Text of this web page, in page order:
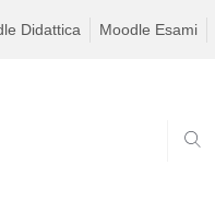
Didattica Moodle Esami